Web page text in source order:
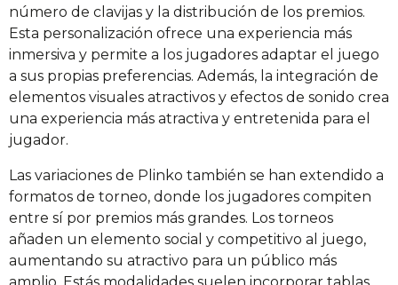
número de clavijas y la distribución de los premios.
Esta personalización ofrece una experiencia más
inmersiva y permite a los jugadores adaptar el juego
a sus propias preferencias. Además, la integración de
elementos visuales atractivos y efectos de sonido crea
una experiencia más atractiva y entretenida para el
jugador.
Las variaciones de Plinko también se han extendido a
formatos de torneo, donde los jugadores compiten
entre sí por premios más grandes. Los torneos
añaden un elemento social y competitivo al juego,
aumentando su atractivo para un público más